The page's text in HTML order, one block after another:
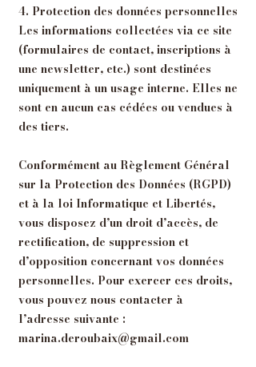
4. Protection des données personnelles
Les informations collectées via ce site
(formulaires de contact, inscriptions à
une newsletter, etc.) sont destinées
uniquement à un usage interne. Elles ne
sont en aucun cas cédées ou vendues à
des tiers.
Conformément au Règlement Général
sur la Protection des Données (RGPD)
et à la loi Informatique et Libertés,
vous disposez d’un droit d’accès, de
rectification, de suppression et
d’opposition concernant vos données
personnelles. Pour exercer ces droits,
vous pouvez nous contacter à
l’adresse suivante :
marina.deroubaix@gmail.com